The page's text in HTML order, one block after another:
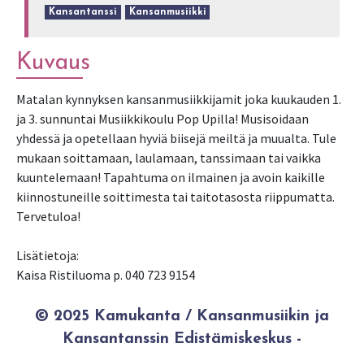
Kansantanssi Kansanmusiikki
Kuvaus
Matalan kynnyksen kansanmusiikkijamit joka kuukauden 1.
ja 3. sunnuntai Musiikkikoulu Pop Upilla! Musisoidaan
yhdessä ja opetellaan hyviä biisejä meiltä ja muualta. Tule
mukaan soittamaan, laulamaan, tanssimaan tai vaikka
kuuntelemaan! Tapahtuma on ilmainen ja avoin kaikille
kiinnostuneille soittimesta tai taitotasosta riippumatta.
Tervetuloa!
Lisätietoja:
Kaisa Ristiluoma p. 040 723 9154
© 2025 Kamukanta / Kansanmusiikin ja
Kansantanssin Edistämiskeskus -